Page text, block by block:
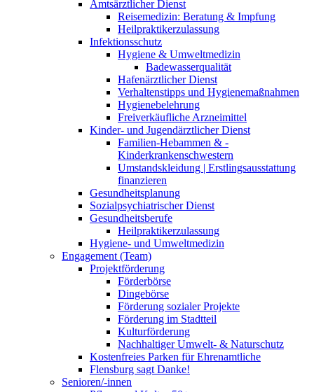
Amtsärztlicher Dienst
Reisemedizin: Beratung & Impfung
Heilpraktikerzulassung
Infektionsschutz
Hygiene & Umweltmedizin
Badewasserqualität
Hafenärztlicher Dienst
Verhaltenstipps und Hygienemaßnahmen
Hygienebelehrung
Freiverkäufliche Arzneimittel
Kinder- und Jugendärztlicher Dienst
Familien-Hebammen & -
Kinderkrankenschwestern
Umstandskleidung | Erstlingsausstattung
finanzieren
Gesundheitsplanung
Sozialpsychiatrischer Dienst
Gesundheitsberufe
Heilpraktikerzulassung
Hygiene- und Umweltmedizin
Engagement (Team)
Projektförderung
Förderbörse
Dingebörse
Förderung sozialer Projekte
Förderung im Stadtteil
Kulturförderung
Nachhaltiger Umwelt- & Naturschutz
Kostenfreies Parken für Ehrenamtliche
Flensburg sagt Danke!
Senioren/-innen